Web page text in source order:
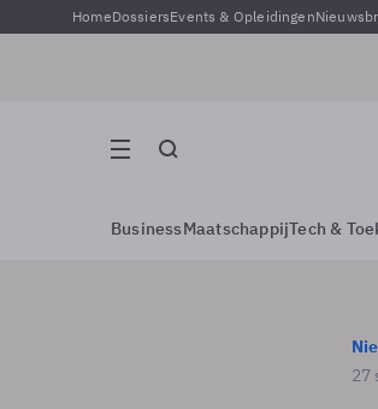
HomeDossiersEvents & Opleidingen
BusinessMaatschappijTech &
27